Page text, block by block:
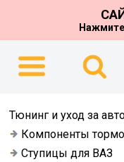
Тюнинг и уход за
Компоненты
Ступицы для ВАЗ